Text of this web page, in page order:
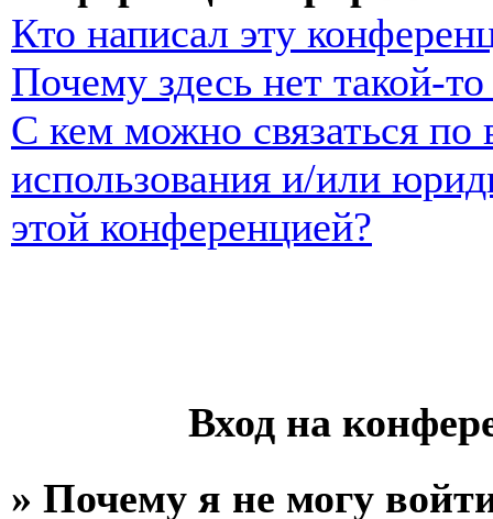
Кто написал эту
Почему здесь нет такой-
С кем можно связаться по
использования и/или
этой конференцией?
Вход на
» Почему я не могу